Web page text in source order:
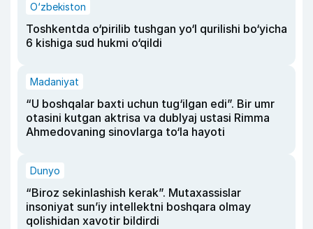
O‘zbekiston
Toshkentda o‘pirilib tushgan yo‘l qurilishi bo‘yicha
6 kishiga sud hukmi o‘qildi
Madaniyat
“U boshqalar baxti uchun tug‘ilgan edi”. Bir umr
otasini kutgan aktrisa va dublyaj ustasi Rimma
Ahmedovaning sinovlarga to‘la hayoti
Dunyo
“Biroz sekinlashish kerak”. Mutaxassislar
insoniyat sun’iy intellektni boshqara olmay
qolishidan xavotir bildirdi